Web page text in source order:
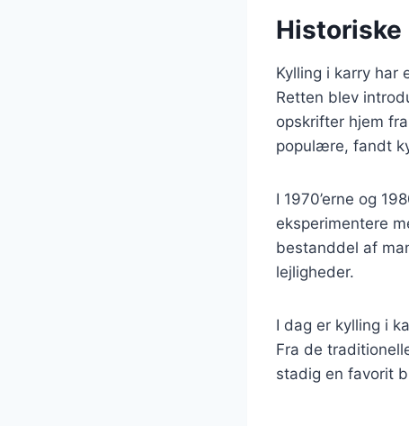
Historiske
Kylling i karry har
Retten blev
opskrifter hjem
populære, fandt
I 1970’erne og
eksperimentere
bestanddel af
lejligheder.
I dag er kylling i
Fra de
stadig en favorit